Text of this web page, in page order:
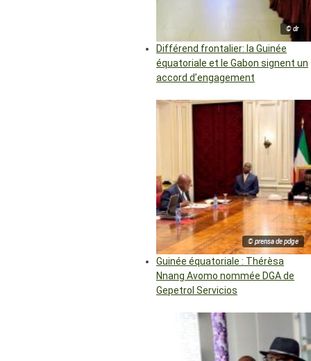
© dr
Différend frontalier: la Guinée
équatoriale et le Gabon signent un
accord d’engagement
© prensa de pdge
Guinée équatoriale : Thérèsa
Nnang Avomo nommée DGA de
Gepetrol Servicios